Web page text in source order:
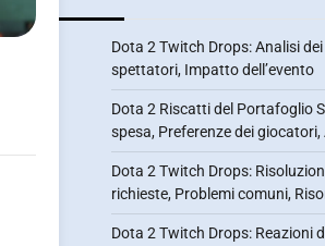
Dota 2 Twitch Drops: Analisi
spettatori, Impatto dell’evento
Dota 2 Riscatti del Portafoglio
spesa, Preferenze dei
Dota 2 Twitch Drops:
richieste, Problemi comuni,
Dota 2 Twitch Drops: Reazioni